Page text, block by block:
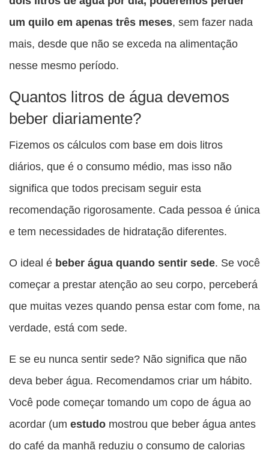
um quilo em apenas três meses, sem fazer nada
mais, desde que não se exceda na alimentação
nesse mesmo período.
Quantos litros de água devemos
beber diariamente?
Fizemos os cálculos com base em dois litros
diários, que é o consumo médio, mas isso não
significa que todos precisam seguir esta
recomendação rigorosamente. Cada pessoa é única
e tem necessidades de hidratação diferentes.
O ideal é beber água quando sentir sede. Se você
começar a prestar atenção ao seu corpo, perceberá
que muitas vezes quando pensa estar com fome, na
verdade, está com sede.
E se eu nunca sentir sede? Não significa que não
deva beber água. Recomendamos criar um hábito.
Você pode começar tomando um copo de água ao
acordar (um estudo mostrou que beber água antes
do café da manhã reduziu o consumo de calorias